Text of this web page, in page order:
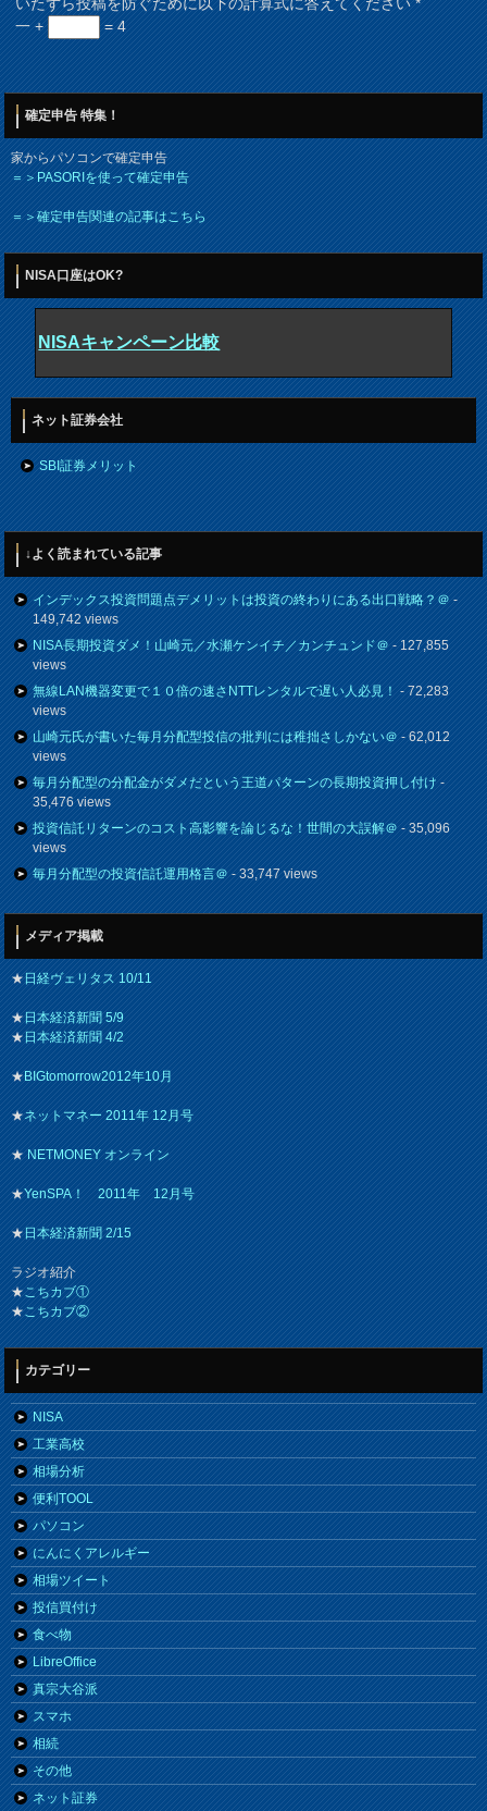
いたずら投稿を防ぐために以下の計算式に答えてください*
一 +
= 4
確定申告 特集！
家からパソコンで確定申告
＝＞PASORIを使って確定申告
＝＞確定申告関連の記事はこちら
NISA口座はOK?
NISAキャンペーン比較
ネット証券会社
SBI証券メリット
↓よく読まれている記事
インデックス投資問題点デメリットは投資の終わりにある出口戦略？＠-
149,742 views
NISA長期投資ダメ！山崎元／水瀬ケンイチ／カンチュンド＠- 127,855
views
無線LAN機器変更で１０倍の速さNTTレンタルで遅い人必見！- 72,283
views
山崎元氏が書いた毎月分配型投信の批判には稚拙さしかない＠- 62,012
views
毎月分配型の分配金がダメだという王道パターンの長期投資押し付け-
35,476 views
投資信託リターンのコスト高影響を論じるな！世間の大誤解＠- 35,096
views
毎月分配型の投資信託運用格言＠- 33,747 views
メディア掲載
★日経ヴェリタス 10/11
★日本経済新聞 5/9
★日本経済新聞 4/2
★BIGtomorrow2012年10月
★ネットマネー 2011年 12月号
★NETMONEY オンライン
★YenSPA！ 2011年 12月号
★日本経済新聞 2/15
ラジオ紹介
★こちカブ①
★こちカブ②
カテゴリー
NISA
工業高校
相場分析
便利TOOL
パソコン
にんにくアレルギー
相場ツイート
投信買付け
食べ物
LibreOffice
真宗大谷派
スマホ
相続
その他
ネット証券